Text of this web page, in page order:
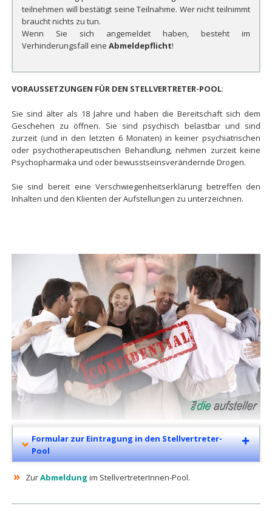
teilnehmen will bestätigt seine Teilnahme. Wer nicht teilnimmt
braucht nichts zu tun.
Wenn Sie sich angemeldet haben, besteht im
Verhinderungsfall eineAbmeldepflicht!
VORAUSSETZUNGEN FÜR DEN STELLVERTRETER-POOL:
Sie sind älter als 18 Jahre und haben die Bereitschaft sich dem
Geschehen zu öffnen. Sie sind psychisch belastbar und sind
zurzeit (und in den letzten 6 Monaten) in keiner psychiatrischen
oder psychotherapeutischen Behandlung, nehmen zurzeit keine
Psychopharmaka und oder bewusstseinsverändernde Drogen.
Sie sind bereit eine Verschwiegenheitserklärung betreffen den
Inhalten und den Klienten der Aufstellungen zu unterzeichnen.
Formular zur Eintragung in den Stellvertreter-
Pool
» ZurAbmeldung im StellvertreterInnen-Pool.